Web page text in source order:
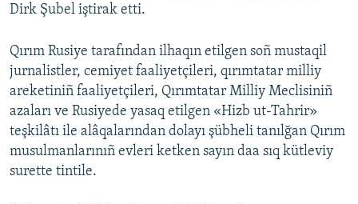
Dirk Şubel iştirak etti.
Qırım Rusiye tarafından ilhaqın etilgen soñ mustaqil
jurnalistler, cemiyet faaliyetçileri, qırımtatar milliy
areketiniñ faaliyetçileri, Qırımtatar Milliy Meclisiniñ
azaları ve Rusiyede yasaq etilgen «Hizb ut-Tahrir»
teşkilâtı ile alâqalarından dolayı şübheli tanılğan Qırım
musulmanlarınıñ evleri ketken sayın daa sıq kütleviy
surette tintile.